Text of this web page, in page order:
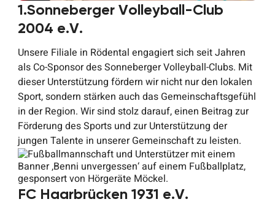
1.Sonneberger Volleyball-Club
2004 e.V.
Unsere Filiale in Rödental engagiert sich seit Jahren
als Co-Sponsor des Sonneberger Volleyball-Clubs. Mit
dieser Unterstützung fördern wir nicht nur den lokalen
Sport, sondern stärken auch das Gemeinschaftsgefühl
in der Region. Wir sind stolz darauf, einen Beitrag zur
Förderung des Sports und zur Unterstützung der
jungen Talente in unserer Gemeinschaft zu leisten.
FC Haarbrücken 1931 e.V.